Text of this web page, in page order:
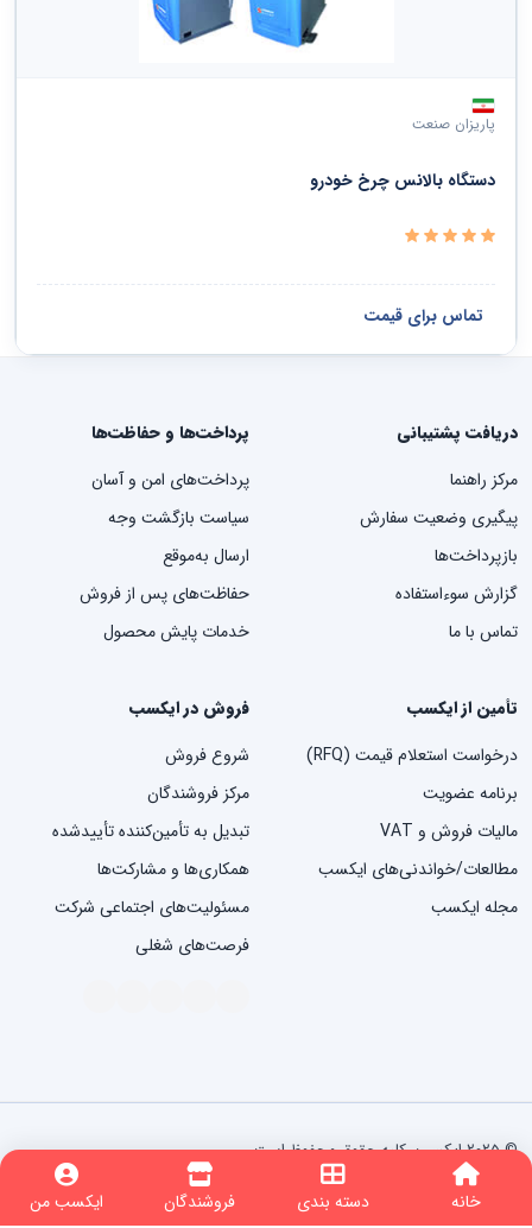
پاریزان صنعت
دستگاه بالانس چرخ خودرو
تماس برای قیمت
دریافت پشتیبانی
مرکز راهنما
پیگیری وضعیت سفارش
بازپرداخت‌ها
گزارش سوءاستفاده
تماس با ما
پرداخت‌ها و حفاظت‌ها
پرداخت‌های امن و آسان
سیاست بازگشت وجه
ارسال به‌موقع
حفاظت‌های پس از فروش
خدمات پایش محصول
تأمین از ایکسب
درخواست استعلام قیمت (RFQ)
برنامه عضویت
مالیات فروش و VAT
مطالعات/خواندنی‌های ایکسب
مجله ایکسب
فروش در ایکسب
شروع فروش
مرکز فروشندگان
تبدیل به تأمین‌کننده تأییدشده
همکاری‌ها و مشارکت‌ها
مسئولیت‌های اجتماعی شرکت
فرصت‌های شغلی
© ۲۰۲۵ ایکسب. کلیه حقوق محفوظ است.
شرایط استفاده سیاست حفظ حریم خصوصی تبلیغات مبتنی بر علایق
Powered by nopCommerce
خانه دسته بندی فروشندگان ایکسب من